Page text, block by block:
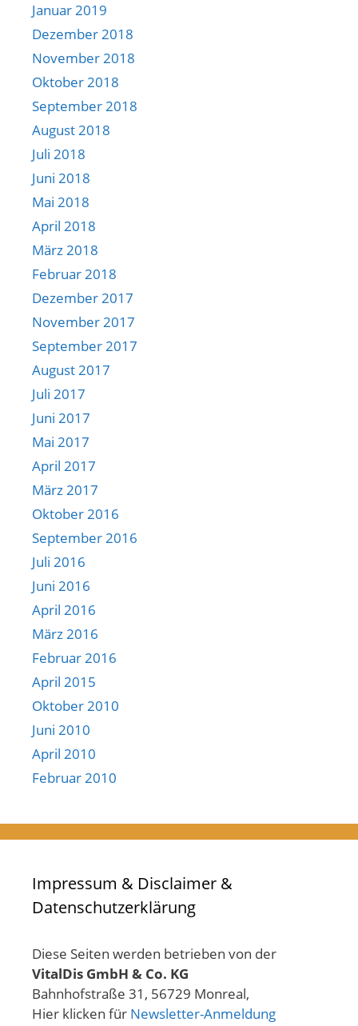
Januar 2019
Dezember 2018
November 2018
Oktober 2018
September 2018
August 2018
Juli 2018
Juni 2018
Mai 2018
April 2018
März 2018
Februar 2018
Dezember 2017
November 2017
September 2017
August 2017
Juli 2017
Juni 2017
Mai 2017
April 2017
März 2017
Oktober 2016
September 2016
Juli 2016
Juni 2016
April 2016
März 2016
Februar 2016
April 2015
Oktober 2010
Juni 2010
April 2010
Februar 2010
Impressum & Disclaimer &
Datenschutzerklärung
Diese Seiten werden betrieben von der
VitalDis GmbH & Co. KG
Bahnhofstraße 31, 56729 Monreal,
Hier klicken für Newsletter-Anmeldung